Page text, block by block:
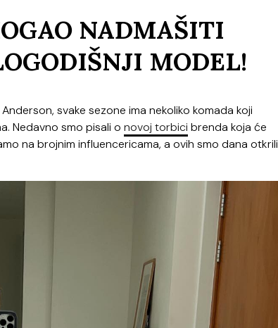
NADMAŠITI
MODEL!
svake sezone ima nekoliko komada koji
Nedavno smo pisali o novoj torbici brenda koja će
na brojnim influencericama, a ovih smo dana otkrili